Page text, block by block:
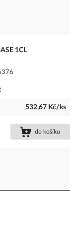
1CL
532,67 Kč/ks
do košíku